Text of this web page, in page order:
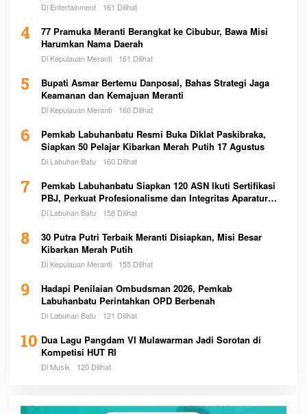
Di Entertainment 161 Dilihat
4
77 Pramuka Meranti Berangkat ke Cibubur, Bawa Misi
Harumkan Nama Daerah
Di Kepulauan Meranti 161 Dilihat
5
Bupati Asmar Bertemu Danposal, Bahas Strategi Jaga
Keamanan dan Kemajuan Meranti
Di Kepulauan Meranti 160 Dilihat
6
Pemkab Labuhanbatu Resmi Buka Diklat Paskibraka,
Siapkan 50 Pelajar Kibarkan Merah Putih 17 Agustus
Di Labuhan Batu 160 Dilihat
7
Pemkab Labuhanbatu Siapkan 120 ASN Ikuti Sertifikasi
PBJ, Perkuat Profesionalisme dan Integritas Aparatur
Pemerintah
Di Labuhan Batu 158 Dilihat
8
30 Putra Putri Terbaik Meranti Disiapkan, Misi Besar
Kibarkan Merah Putih
Di Kepulauan Meranti 155 Dilihat
9
Hadapi Penilaian Ombudsman 2026, Pemkab
Labuhanbatu Perintahkan OPD Berbenah
Di Labuhan Batu 121 Dilihat
10 Dua Lagu Pangdam VI Mulawarman Jadi Sorotan di
Kompetisi HUT RI
Di Musik 120 Dilihat